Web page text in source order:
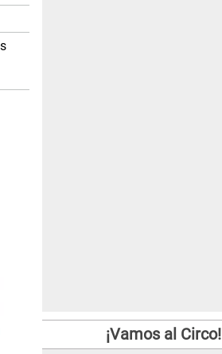
¡Vamos al Circo!